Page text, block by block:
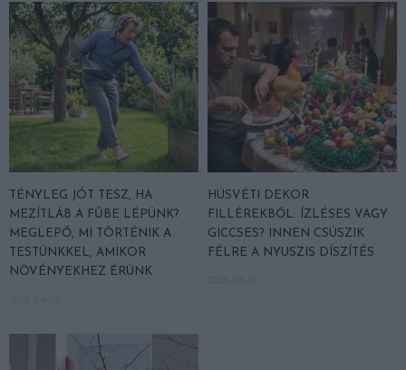
TÉNYLEG JÓT TESZ, HA
MEZÍTLÁB A FŰBE LÉPÜNK?
MEGLEPŐ, MI TÖRTÉNIK A
TESTÜNKKEL, AMIKOR
NÖVÉNYEKHEZ ÉRÜNK
HÚSVÉTI DEKOR
FILLÉREKBŐL: ÍZLÉSES VAGY
GICCSES? INNEN CSÚSZIK
FÉLRE A NYUSZIS DÍSZÍTÉS